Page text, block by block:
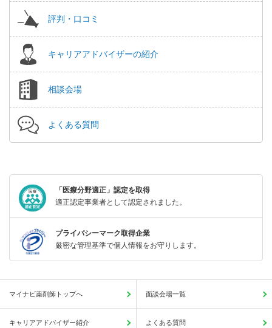
評判・口コミ
キャリアアドバイザーの紹介
相談会場
よくある質問
「医療分野適正」認定を取得
適正認定事業者として認定されました。
プライバシーマーク取得企業
厳密な管理基準で個人情報をお守りします。
マイナビ薬剤師トップへ 面談会場一覧
キャリアアドバイザー紹介 よくある質問